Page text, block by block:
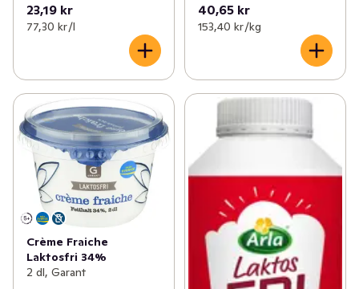
23,19 kr
77,30 kr /l
40,65 kr
153,40 kr /kg
Crème Fraiche
Laktosfri 34%
2 dl, Garant